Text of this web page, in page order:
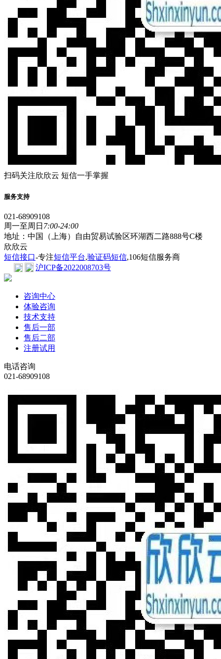
扫码关注欣欣云 短信一手掌握
服务支持
021-68909108
周一至周日 7:00-24:00
地址：中国（上海）自由贸易试验区环湖西二路888号C楼
欣欣云
短信接口-专注短信平台,验证码短信,106短信服务商
沪ICP备2022008703号
咨询中心
体验咨询
技术支持
售后一部
售后二部
注册试用
电话咨询
021-68909108